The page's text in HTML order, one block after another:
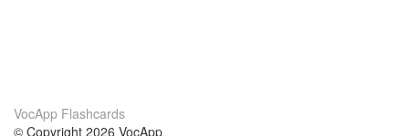
VocApp Flashcards
© Copyright 2026 VocApp